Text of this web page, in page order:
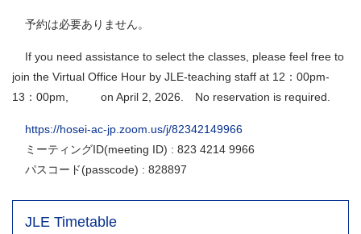
予約は必要ありません。
If you need assistance to select the classes, please feel free to
join the Virtual Office Hour by JLE-teaching staff at 12：00pm-
13：00pm, on April 2, 2026. No reservation is required.
https://hosei-ac-jp.zoom.us/j/82342149966
ミーティングID(meeting ID) : 823 4214 9966
パスコード(passcode) : 828897
JLE Timetable